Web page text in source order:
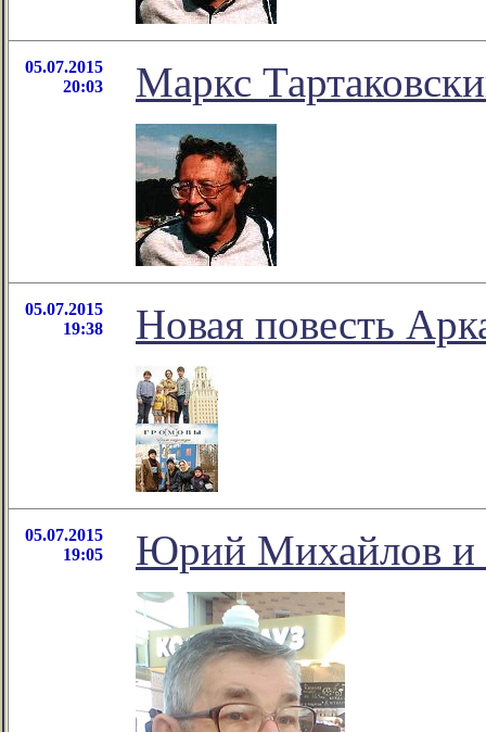
05.07.2015
20:03
Маркс
05.07.2015
19:38
Новая повесть
05.07.2015
19:05
Юрий Михайлов и